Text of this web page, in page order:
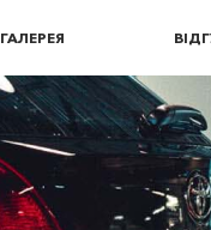
ГАЛЕРЕЯ